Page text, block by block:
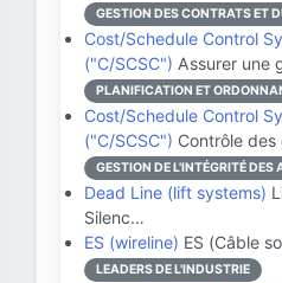
GESTION DES CONTRATS ET
Cost/Schedule Control
("C/SCSC") Assurer une
PLANIFICATION ET
Cost/Schedule Control
("C/SCSC") Contrôle
GESTION DE L'INTÉGRITÉ DES
Dead Line (lift systems)
Silenc…
ES (wireline) ES (Câble
LEADERS DE L'INDUSTRIE